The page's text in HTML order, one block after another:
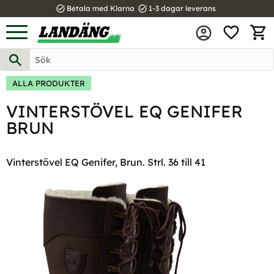
Meny
task_alt Betala med Klarna task_alt 1-3 dagar leverans
ALLA PRODUKTER
VINTERSTÖVEL EQ GENIFER
BRUN
Vinterstövel EQ Genifer, Brun. Strl. 36 till 41